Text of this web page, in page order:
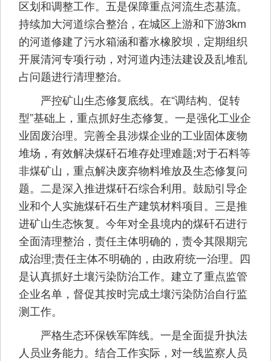
区划和调整工作。五是保障重点河流生态基流。
持续加大河道综合整治，在城区上游和下游3km
的河道修建了污水箱涵和蓄水橡胶坝，定期组织
开展清河专项行动，对河道内违法建设及乱堆乱
占问题进行清理整治。
严控矿山生态修复底线。在“调结构、促转
型”基础上，重点抓好生态修复。一是强化工业企
业固废治理。完善全县涉煤企业的工业固体废物
堆场，有效解决煤矸石堆存处理难题;对于石料等
非煤矿山，重点解决废弃物料堆放及生态修复问
题。二是深入推进煤矸石综合利用。鼓励引导企
业和个人实施煤矸石生产建筑材料项目。三是推
进矿山生态恢复。今年对全县境内的煤矸石进行
全面清理整治，责任主体明确的，责令其限期完
成治理;责任主体不明确的，由政府统一治理。四
是认真抓好土壤污染防治工作。建立了重点监管
企业名单，督促其按时完成土壤污染防治自行监
测工作。
严格生态环保铁军阵线。一是全面提升执法
人员业务能力。结合工作实际，对一线监察人员